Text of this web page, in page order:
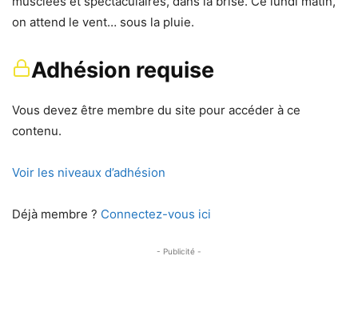
on attend le vent… sous la pluie.
Adhésion requise
Vous devez être membre du site pour accéder à ce
contenu.
Voir les niveaux d’adhésion
Déjà membre ? Connectez-vous ici
- Publicité -